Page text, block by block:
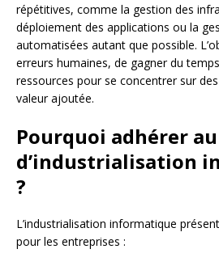
répétitives, comme la gestion des
déploiement des applications ou la
automatisées autant que possible.
erreurs humaines, de gagner du
ressources pour se concentrer sur
valeur ajoutée.
Pourquoi adhérer
d’industrialisation
?
L’industrialisation informatique
pour les entreprises :